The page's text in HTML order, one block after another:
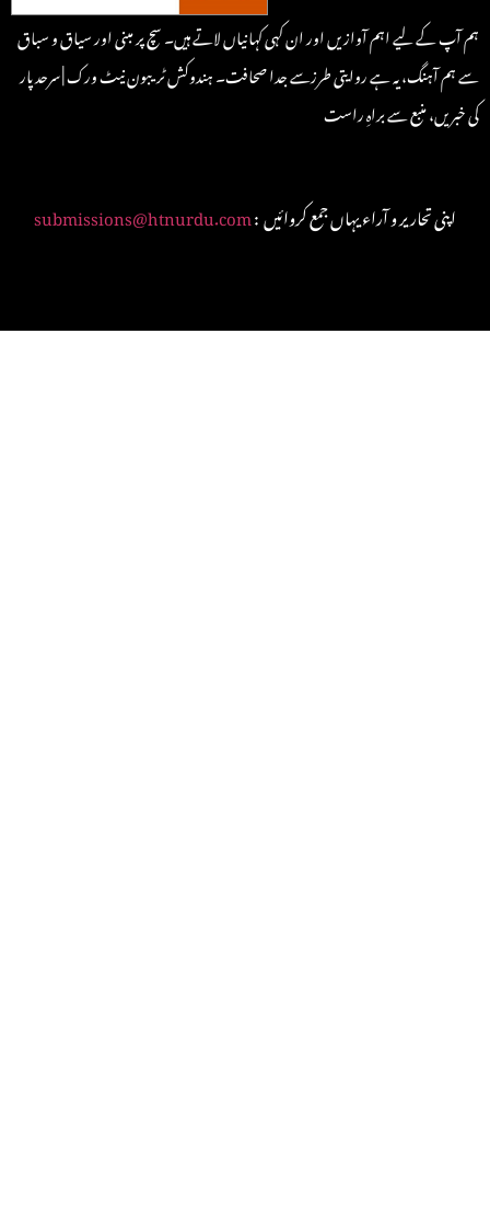
ہم آپ کے لیے اہم آوازیں اور ان کہی کہانیاں لاتے ہیں۔ سچ پر مبنی اور سیاق و سباق
سے ہم آہنگ، یہ ہے روایتی طرزسے جدا صحافت۔ ہندوکش ٹریبون نیٹ ورک | سرحد پار
کی خبریں، منبع سے براہِ راست
submissions@htnurdu.com : اپنی تحاریر و آراء یہاں جمع کروائیں